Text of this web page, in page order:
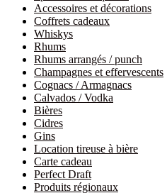
Accessoires et décorations
Coffrets cadeaux
Whiskys
Rhums
Rhums arrangés / punch
Champagnes et effervescents
Cognacs / Armagnacs
Calvados / Vodka
Bières
Cidres
Gins
Location tireuse à bière
Carte cadeau
Perfect Draft
Produits régionaux